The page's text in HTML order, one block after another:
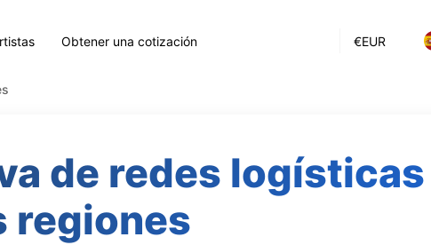
€EUR
Obtener una cotización
de redes
regiones